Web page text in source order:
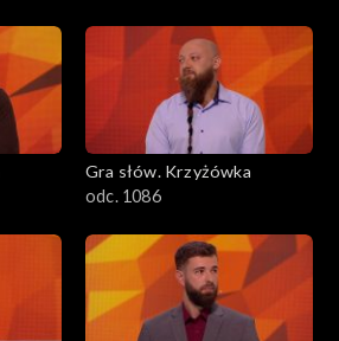
Gra słów. Krzyżówka
odc. 1086